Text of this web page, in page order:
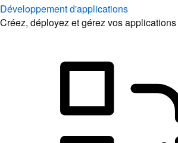
Développement d'applications
Créez, déployez et gérez vos